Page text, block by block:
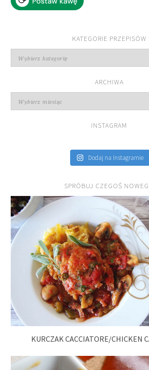
KATEGORIE PRZEPISÓW
przepisów
ARCHIWA
INSTAGRAM
Dodaj na Instagramie
SPRÓBUJ CZEGOŚ
KURCZAK CACCIATORE/CHICKEN